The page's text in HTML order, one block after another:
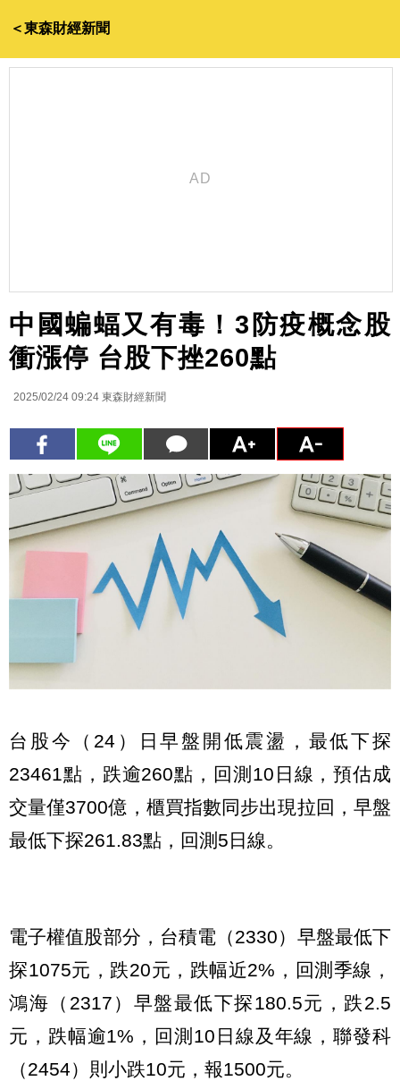
＜東森財經新聞
中國蝙蝠又有毒！3防疫概念股
衝漲停 台股下挫260點
2025/02/24 09:24 東森財經新聞
台股今（24）日早盤開低震盪，最低下探
23461點，跌逾260點，回測10日線，預估成
交量僅3700億，櫃買指數同步出現拉回，早盤
最低下探261.83點，回測5日線。
電子權值股部分，台積電（2330）早盤最低下
探1075元，跌20元，跌幅近2%，回測季線，
鴻海（2317）早盤最低下探180.5元，跌2.5
元，跌幅逾1%，回測10日線及年線，聯發科
（2454）則小跌10元，報1500元。